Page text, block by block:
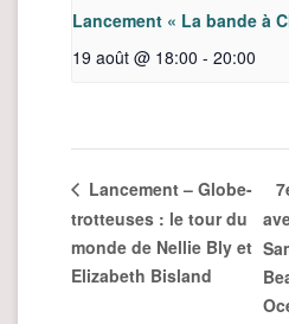
Lancement « La bande à
19 août @ 18:00 - 20:00
Lancement – Globe-
trotteuses : le tour du
monde de Nellie Bly et
Elizabeth Bisland